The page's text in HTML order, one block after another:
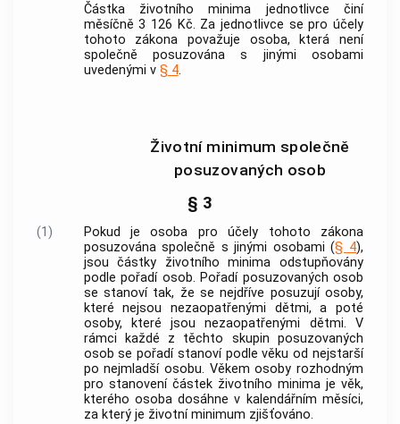
Částka životního minima jednotlivce činí
měsíčně 3 126 Kč. Za jednotlivce se pro účely
tohoto zákona považuje osoba, která není
společně posuzována s jinými osobami
uvedenými v § 4.
Životní minimum společně
posuzovaných osob
§ 3
(1)
Pokud je osoba pro účely tohoto zákona
posuzována společně s jinými osobami (§ 4),
jsou částky životního minima odstupňovány
podle pořadí osob. Pořadí posuzovaných osob
se stanoví tak, že se nejdříve posuzují osoby,
které nejsou nezaopatřenými dětmi, a poté
osoby, které jsou nezaopatřenými dětmi. V
rámci každé z těchto skupin posuzovaných
osob se pořadí stanoví podle věku od nejstarší
po nejmladší osobu. Věkem osoby rozhodným
pro stanovení částek životního minima je věk,
kterého osoba dosáhne v kalendářním měsíci,
za který je životní minimum zjišťováno.